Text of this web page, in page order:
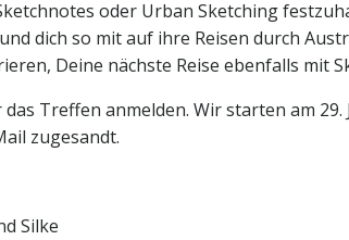
oder Urban Sketching
dich so mit auf ihre Reisen durch
Deine nächste Reise ebenfalls mit
Treffen anmelden. Wir starten am 29.
zugesandt.
Silke